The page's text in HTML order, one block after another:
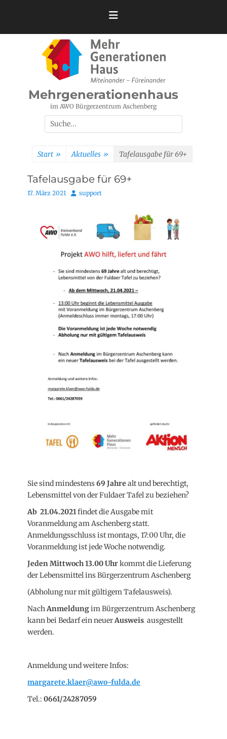
Mehrgenerationenhaus
im AWO Bürgerzentrum Aschenberg
Suchen
nach:
Start » Aktuelles » Tafelausgabe für 69+
Tafelausgabe für 69+
Posted
17. März 2021 Autorsupport
Sie sind mindestens69 Jahre alt und berechtigt,
Lebensmittel von der Fuldaer Tafel zu beziehen?
Ab 21.04.2021findet die Ausgabe mit
Voranmeldung am Aschenberg statt.
Anmeldungsschluss ist montags, 17:00 Uhr, die
Voranmeldung ist jede Woche notwendig.
Jeden Mittwoch 13.00 Uhrkommt die Lieferung
der Lebensmittel ins Bürgerzentrum Aschenberg
(Abholung nur mit gültigem Tafelausweis).
NachAnmeldungim Bürgerzentrum Aschenberg
kann bei Bedarf ein neuerAusweis ausgestellt
werden.
Anmeldung und weitere Infos:
margarete.klaer@awo-fulda.de
Tel.: 0661/24287059